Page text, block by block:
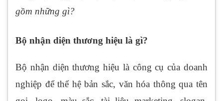
gồm những gì?
Bộ nhận diện thương hiệu là gì?
Bộ nhận diện thương hiệu là công cụ của doanh
nghiệp để thể hệ bản sắc, văn hóa thông qua tên